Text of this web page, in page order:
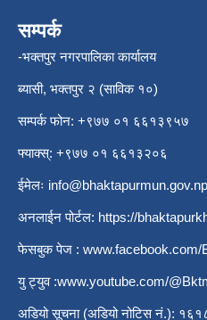
सम्पर्क
-भक्तपुर नगरपालिका कार्यालय
ब्यासी, भक्तपुर २ (साविक १०)
सम्पर्क फोन: +९७७ ०१ ६६१३९५७
फ्याक्स्: +९७७ ०१ ६६१३२०६
ईमेलः info@bhaktapurmun.gov.np
अनलाईन पोर्टल: https://
फेसबुक पेज : www.facebook.com/
यु ट्युव :www.youtube.com/
अडियो सूचना (अडियो नोटिस नं.):